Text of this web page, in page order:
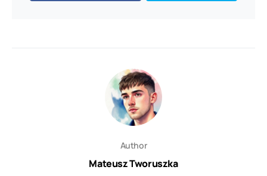
Author
Mateusz Tworuszka